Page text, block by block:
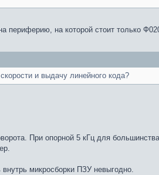
периферию, на которой стоит только
и выдачу линейного кода?
При опорной 5 кГц для
микросборки ПЗУ невыгодно.